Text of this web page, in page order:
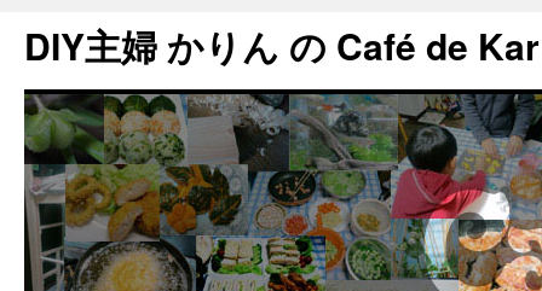
DIY主婦 かりん の Café de